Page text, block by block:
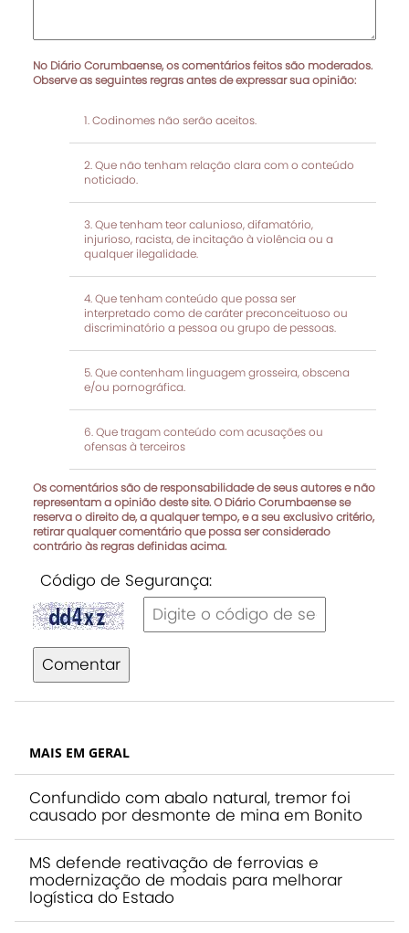
No Diário Corumbaense, os comentários feitos são moderados.
Observe as seguintes regras antes de expressar sua opinião:
Codinomes não serão aceitos.
Que não tenham relação clara com o conteúdo
noticiado.
Que tenham teor calunioso, difamatório,
injurioso, racista, de incitação à violência ou a
qualquer ilegalidade.
Que tenham conteúdo que possa ser
interpretado como de caráter preconceituoso ou
discriminatório a pessoa ou grupo de pessoas.
Que contenham linguagem grosseira, obscena
e/ou pornográfica.
Que tragam conteúdo com acusações ou
ofensas à terceiros
Os comentários são de responsabilidade de seus autores e não
representam a opinião deste site. O Diário Corumbaense se
reserva o direito de, a qualquer tempo, e a seu exclusivo critério,
retirar qualquer comentário que possa ser considerado
contrário às regras definidas acima.
Código de Segurança:
Comentar
MAIS EM GERAL
Confundido com abalo natural, tremor foi
causado por desmonte de mina em Bonito
MS defende reativação de ferrovias e
modernização de modais para melhorar
logística do Estado